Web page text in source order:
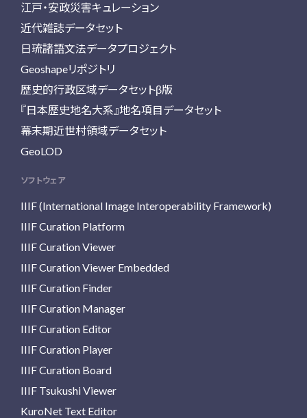
江戸・安政災害キュレーション
近代雑誌データセット
日琉諸語文法データプロジェクト
Geoshapeリポジトリ
歴史的行政区域データセットβ版
『日本歴史地名大系』地名項目データセット
幕末期近世村領域データセット
GeoLOD
ソフトウェア
IIIF (International Image Interoperability Framework)
IIIF Curation Platform
IIIF Curation Viewer
IIIF Curation Viewer Embedded
IIIF Curation Finder
IIIF Curation Manager
IIIF Curation Editor
IIIF Curation Player
IIIF Curation Board
IIIF Tsukushi Viewer
KuroNet Text Editor